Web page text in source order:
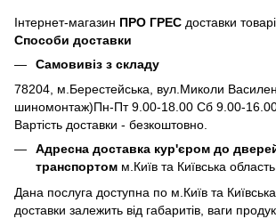
Інтернет-магазин ПРО ГРЕС доставки
Способи доставки
Самовивіз з складу
78204, м.Берестейська, вул.Миколи
шиномонтаж)Пн-Пт 9.00-18.00 Сб 9.00-
Вартість доставки - безкоштовно.
Адресна доставка кур'єром до
транспортом м.Київ та Київська
Дана послуга доступна по м.Київ та
доставки залежить від габаритів, ваги